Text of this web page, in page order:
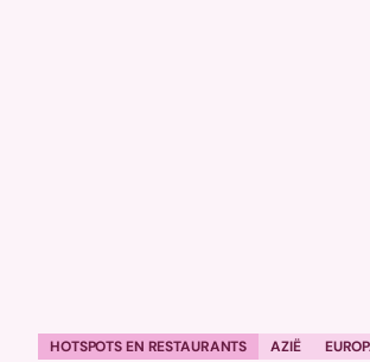
HOTSPOTS EN RESTAURANTS AZIË